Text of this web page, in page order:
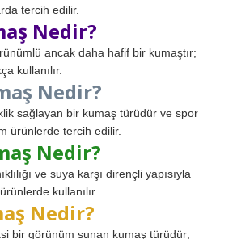
tercih edilir.
Nedir?
ancak daha hafif bir kumaştır;
kullanılır.
Nedir?
sağlayan bir kumaş türüdür ve spor
ürünlerde tercih edilir.
Nedir?
ve suya karşı dirençli yapısıyla
kullanılır.
Nedir?
bir görünüm sunan kumaş türüdür;